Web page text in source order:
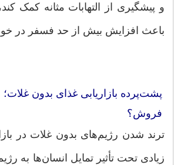
و پیشگیری از التهابات مثانه کمک
باعث افزایش بیش از حد فسفر در
پشت‌پرده بازاریابی غذای بدون غلات؛
فروش؟
ترند شدن رژیم‌های بدون غلات در
زیادی تحت تأثیر تمایل انسان‌ها به